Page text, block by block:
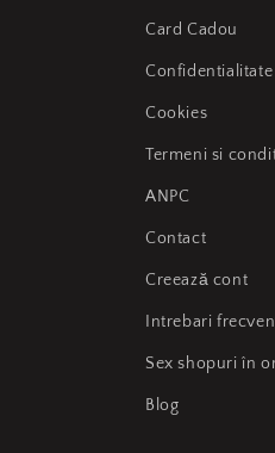
Card Cadou
Confidentialitate
Cookies
Termeni si
ANPC
Contact
Creează cont
Intrebari
Sex shopuri în
Blog